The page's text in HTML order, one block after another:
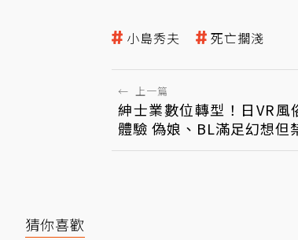
小島秀夫 死亡擱淺
← 上一篇
紳士業數位轉型！日VR風
體驗 偽娘、BL滿足幻想但
猜你喜歡